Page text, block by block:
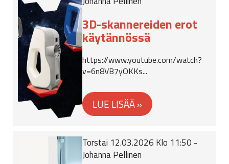
3D-skannereiden erot
käytännössä
https://www.youtube.com/watch?
v=6n8VB7yOKKs...
Torstai 12.03.2026 Klo 11:50 -
Johanna Pellinen